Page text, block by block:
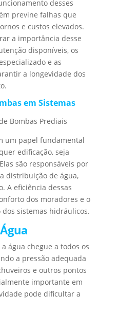
desses
previne falhas que
e custos elevados.
a importância desse
disponíveis, os
e as
a longevidade dos
em Sistemas
Bombas Prediais
um papel fundamental
edificação, seja
são responsáveis por
distribuição de água,
A eficiência dessas
dos moradores e o
sistemas hidráulicos.
água chegue a todos os
a pressão adequada
e outros pontos
importante em
pode dificultar a